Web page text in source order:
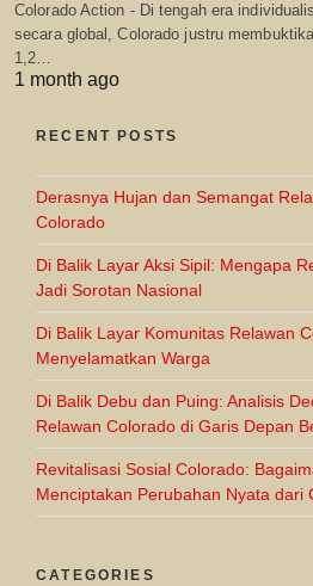
Colorado Action - Di tengah era
secara global, Colorado justru
1,2…
1 month ago
RECENT POSTS
Derasnya Hujan dan Semangat
Colorado
Di Balik Layar Aksi Sipil: Mengapa
Jadi Sorotan Nasional
Di Balik Layar Komunitas Relawan
Menyelamatkan Warga
Di Balik Debu dan Puing: Analisis
Relawan Colorado di Garis Depan
Revitalisasi Sosial Colorado:
Menciptakan Perubahan Nyata dari
CATEGORIES